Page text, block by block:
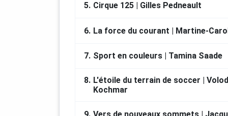
Le Symposium international de
l'organisme Beauce Art.
RÉALISATION
5. Cirque 125 | Gilles Pedneault
6. La force du courant | Martine-
7. Sport en couleurs | Tamina Saade
8. L'étoile du terrain de soccer |
Kochmar
9. Vers de nouveaux sommets |